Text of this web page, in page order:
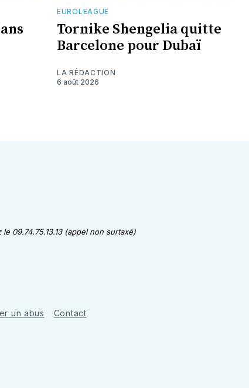
EUROLEAGUE
Tornike Shengelia quitte
Barcelone pour Dubaï
LA RÉDACTION
6 août 2026
09.74.75.13.13 (appel non surtaxé)
un abus Contact